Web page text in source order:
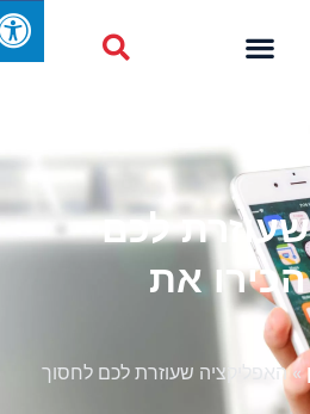
לכם
את
האפליקציה שעוזרת לכם לחסוך